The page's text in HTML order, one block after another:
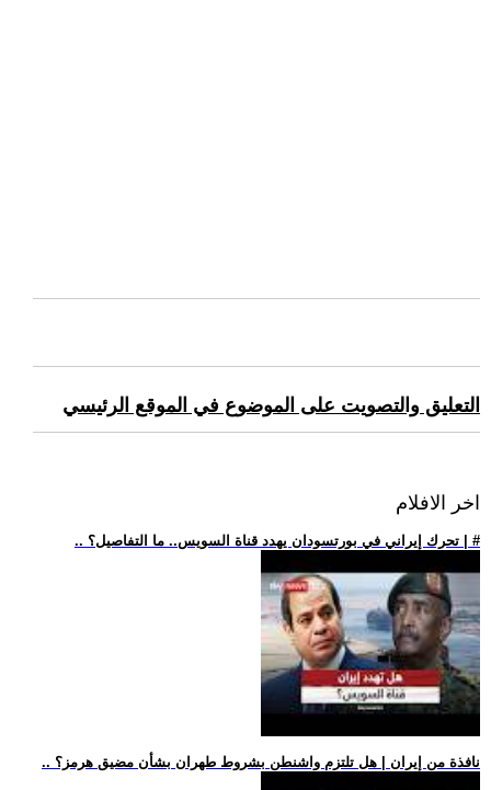
التعليق والتصويت على الموضوع في الموقع الرئيسي
اخر الافلام
.. تحرك إيراني في بورتسودان يهدد قناة السويس.. ما التفاصيل؟ | #
.. نافذة من إيران | هل تلتزم واشنطن بشروط طهران بشأن مضيق هرمز؟